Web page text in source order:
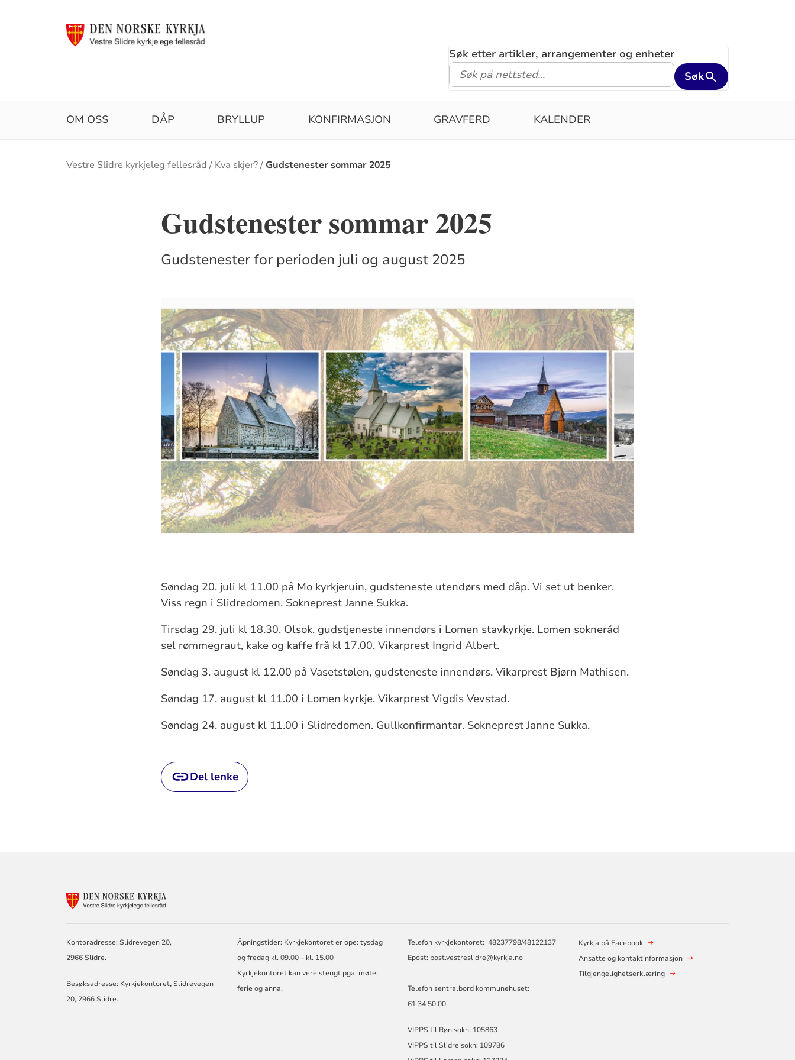
Søk etter artikler, arrangementer og enheter
Søk
OM OSS DÅP BRYLLUP KONFIRMASJON GRAVFERD KALENDER
Brødsmulesti
Vestre Slidre kyrkjeleg fellesråd Kva skjer? Gudstenester sommar 2025
Gudstenester sommar 2025
Gudstenester for perioden juli og august 2025
Søndag 20. juli kl 11.00 på Mo kyrkjeruin, gudsteneste utendørs med dåp. Vi set ut benker.
Viss regn i Slidredomen. Sokneprest Janne Sukka.
Tirsdag 29. juli kl 18.30, Olsok, gudstjeneste innendørs i Lomen stavkyrkje. Lomen sokneråd
sel rømmegraut, kake og kaffe frå kl 17.00. Vikarprest Ingrid Albert.
Søndag 3. august kl 12.00 på Vasetstølen, gudsteneste innendørs. Vikarprest Bjørn Mathisen.
Søndag 17. august kl 11.00 i Lomen kyrkje. Vikarprest Vigdis Vevstad.
Søndag 24. august kl 11.00 i Slidredomen. Gullkonfirmantar. Sokneprest Janne Sukka.
Del lenke
KYRKJELEG
FELLESRÅD
Kontoradresse: Slidrevegen 20,
2966 Slidre.
Besøksadresse: Kyrkjekontoret, Slidrevegen
20, 2966 Slidre.
Åpningstider: Kyrkjekontoret er ope: tysdag
og fredag kl. 09.00 – kl. 15.00
Kyrkjekontoret kan vere stengt pga. møte,
ferie og anna.
Telefon kyrkjekontoret: 48237798/48122137
Epost: post.vestreslidre@kyrkja.no
Telefon sentralbord kommunehuset:
61 34 50 00
VIPPS til Røn sokn: 105863
VIPPS til Slidre sokn: 109786
Kyrkja på Facebook
Ansatte og kontaktinformasjon
Tilgjengelighetserklæring